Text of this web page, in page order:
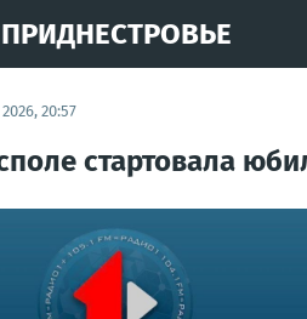
ПРИДНЕСТРОВЬЕ
20:57
стартовала